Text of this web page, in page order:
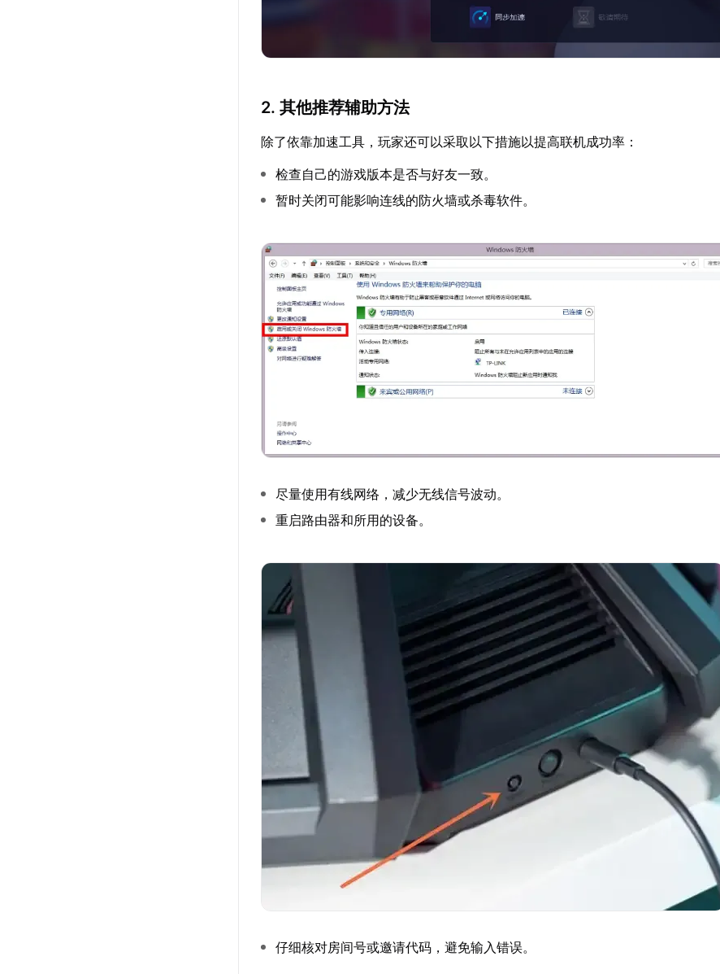
2. 其他推荐辅助方法
除了依靠加速工具，玩家还可以采取以下措施以提高联机成功率：
检查自己的游戏版本是否与好友一致。
暂时关闭可能影响连线的防火墙或杀毒软件。
尽量使用有线网络，减少无线信号波动。
重启路由器和所用的设备。
仔细核对房间号或邀请代码，避免输入错误。